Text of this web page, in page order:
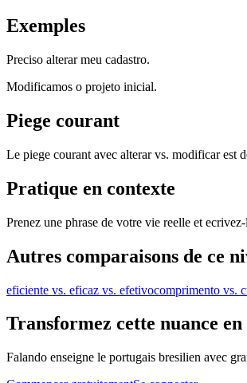
Exemples
Preciso alterar meu cadastro.
Modificamos o projeto inicial.
Piege courant
Le piege courant avec alterar vs. modificar est
Pratique en contexte
Prenez une phrase de votre vie reelle et
Autres comparaisons de ce
eficiente vs. eficaz vs. efetivocomprimento vs.
Transformez cette nuance
Falando enseigne le portugais bresilien avec